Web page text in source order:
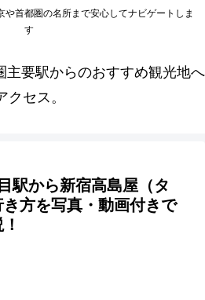
首都圏の名所まで安心してナビゲートしま
す
主要駅からのおすすめ観光地へ
クセス。
駅から新宿高島屋（タ
方を写真・動画付きで